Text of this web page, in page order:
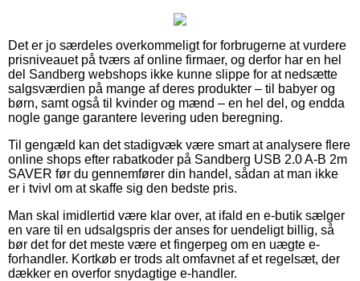
Det er jo særdeles overkommeligt for forbrugerne at vurdere
prisniveauet på tværs af online firmaer, og derfor har en hel
del Sandberg webshops ikke kunne slippe for at nedsætte
salgsværdien på mange af deres produkter – til babyer og
børn, samt også til kvinder og mænd – en hel del, og endda
nogle gange garantere levering uden beregning.
Til gengæld kan det stadigvæk være smart at analysere flere
online shops efter rabatkoder på Sandberg USB 2.0 A-B 2m
SAVER før du gennemfører din handel, sådan at man ikke
er i tvivl om at skaffe sig den bedste pris.
Man skal imidlertid være klar over, at ifald en e-butik sælger
en vare til en udsalgspris der anses for uendeligt billig, så
bør det for det meste være et fingerpeg om en uægte e-
forhandler. Kortkøb er trods alt omfavnet af et regelsæt, der
dækker en overfor snydagtige e-handler.